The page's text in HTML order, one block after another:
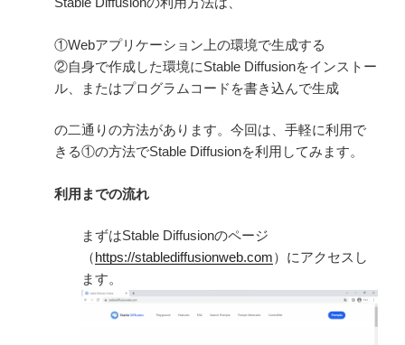
①Webアプリケーション上の環境で生成する
②自身で作成した環境にStable Diffusionをインストー
ル、またはプログラムコードを書き込んで生成
の二通りの方法があります。今回は、手軽に利用で
きる①の方法でStable Diffusionを利用してみます。
利用までの流れ
まずはStable Diffusionのページ
（https://stablediffusionweb.com）にアクセスし
ます。